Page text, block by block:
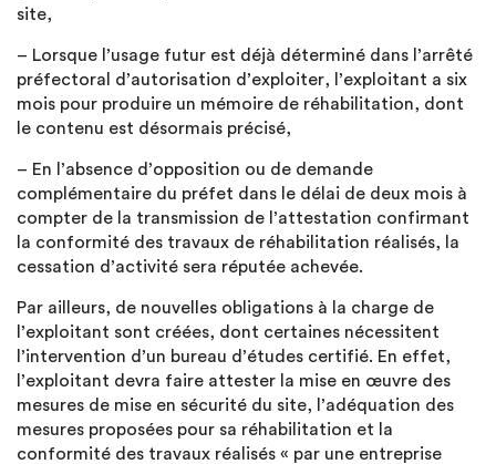
site,
– Lorsque l’usage futur est déjà déterminé dans l’arrêté
préfectoral d’autorisation d’exploiter, l’exploitant a six
mois pour produire un mémoire de réhabilitation, dont
le contenu est désormais précisé,
– En l’absence d’opposition ou de demande
complémentaire du préfet dans le délai de deux mois à
compter de la transmission de l’attestation confirmant
la conformité des travaux de réhabilitation réalisés, la
cessation d’activité sera réputée achevée.
Par ailleurs, de nouvelles obligations à la charge de
l’exploitant sont créées, dont certaines nécessitent
l’intervention d’un bureau d’études certifié. En effet,
l’exploitant devra faire attester la mise en œuvre des
mesures de mise en sécurité du site, l’adéquation des
mesures proposées pour sa réhabilitation et la
conformité des travaux réalisés « par une entreprise